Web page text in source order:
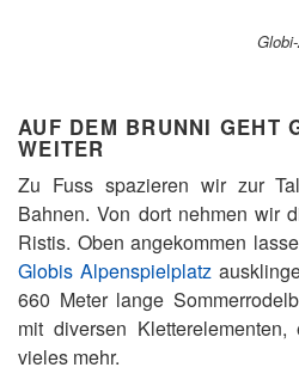
AUF DEM BRUNNI GEHT
WEITER
Zu Fuss spazieren wir zur
Bahnen. Von dort nehmen wir
Ristis. Oben angekommen
Globis Alpenspielplatz
660 Meter lange
mit diversen
vieles mehr.